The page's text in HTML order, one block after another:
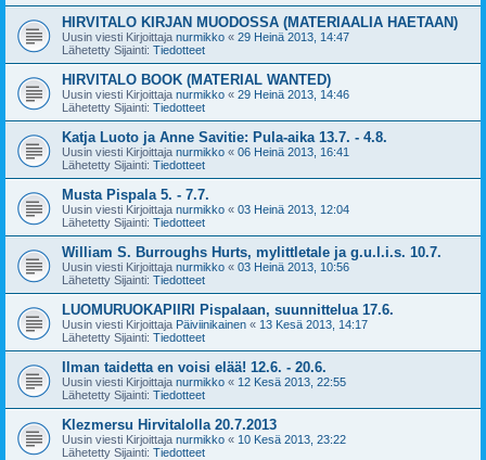
HIRVITALO KIRJAN MUODOSSA (MATERIAALIA HAETAAN)
Uusin viesti Kirjoittaja nurmikko « 29 Heinä 2013, 14:47
Lähetetty Sijainti: Tiedotteet
HIRVITALO BOOK (MATERIAL WANTED)
Uusin viesti Kirjoittaja nurmikko « 29 Heinä 2013, 14:46
Lähetetty Sijainti: Tiedotteet
Katja Luoto ja Anne Savitie: Pula-aika 13.7. - 4.8.
Uusin viesti Kirjoittaja nurmikko « 06 Heinä 2013, 16:41
Lähetetty Sijainti: Tiedotteet
Musta Pispala 5. - 7.7.
Uusin viesti Kirjoittaja nurmikko « 03 Heinä 2013, 12:04
Lähetetty Sijainti: Tiedotteet
William S. Burroughs Hurts, mylittletale ja g.u.l.i.s. 10.7.
Uusin viesti Kirjoittaja nurmikko « 03 Heinä 2013, 10:56
Lähetetty Sijainti: Tiedotteet
LUOMURUOKAPIIRI Pispalaan, suunnittelua 17.6.
Uusin viesti Kirjoittaja Päiviinikainen « 13 Kesä 2013, 14:17
Lähetetty Sijainti: Tiedotteet
Ilman taidetta en voisi elää! 12.6. - 20.6.
Uusin viesti Kirjoittaja nurmikko « 12 Kesä 2013, 22:55
Lähetetty Sijainti: Tiedotteet
Klezmersu Hirvitalolla 20.7.2013
Uusin viesti Kirjoittaja nurmikko « 10 Kesä 2013, 23:22
Lähetetty Sijainti: Tiedotteet